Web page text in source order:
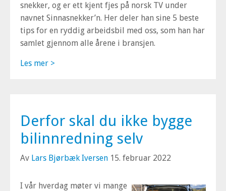
snekker, og er ett kjent fjes på norsk TV under
navnet Sinnasnekker’n. Her deler han sine 5 beste
tips for en ryddig arbeidsbil med oss, som han har
samlet gjennom alle årene i bransjen.
Les mer >
Derfor skal du ikke bygge
bilinnredning selv
Av Lars Bjørbæk Iversen 15. februar 2022
I vår hverdag møter vi mange